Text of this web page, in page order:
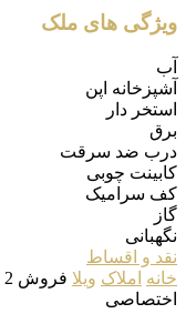
ویژگی های ملک
آب
آشپزخانه اپن
استخر دار
برق
درب ضد سرقت
کابینت چوبی
کف سرامیک
گاز
نگهبانی
نقد و اقساط
خانه املاک ویلا
اختصاصی